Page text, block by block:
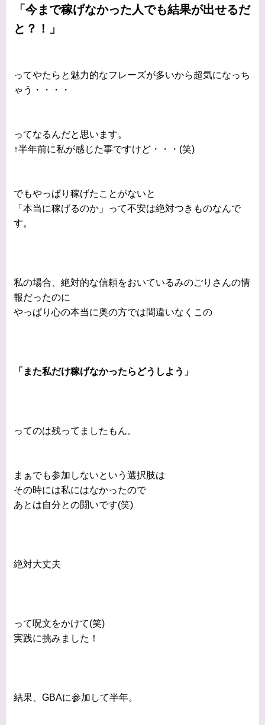
「今まで稼げなかった人でも結果が出せるだ
と？！」
ってやたらと魅力的なフレーズが多いから超気になっち
ゃう・・・・
ってなるんだと思います。
↑半年前に私が感じた事ですけど・・・(笑)
でもやっぱり稼げたことがないと
「本当に稼げるのか」って不安は絶対つきものなんで
す。
私の場合、絶対的な信頼をおいているみのごりさんの情
報だったのに
やっぱり心の本当に奥の方では間違いなくこの
「また私だけ稼げなかったらどうしよう」
ってのは残ってましたもん。
まぁでも参加しないという選択肢は
その時には私にはなかったので
あとは自分との闘いです(笑)
絶対大丈夫
って呪文をかけて(笑)
実践に挑みました！
結果、GBAに参加して半年。